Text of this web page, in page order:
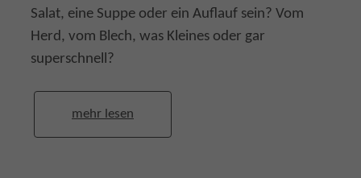
Salat, eine Suppe oder ein Auflauf sein? Vom
Herd, vom Blech, was Kleines oder gar
superschnell?
mehr lesen